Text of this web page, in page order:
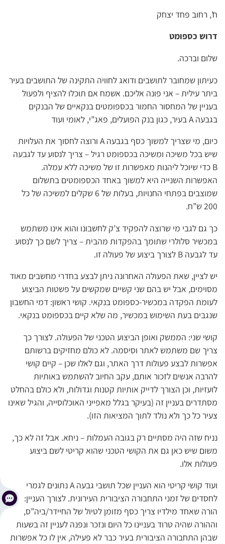
ח’, רחוב פחד יצחק
דרוש כספומט
שלום וברכה.
כעיתון שמחובר לתושבים ודואג לחוויה התקינה של התושבים בעיר
ביתר עילית – אני פונה אליכם. אשמח אם תוכלו להציף ולפעול
בעניין של המחסור החמור בכספומטים בנקאיים של הבנקים
בגבעה A בעיר, כגון בנק הפועלים, פאג”י, לאומי ועוד
כיום, מי שצריך למשוך כסף בגבעה A ורוצה לחסוך את העלויות
שיש בכל משיכה ומשיכה בכספומט רגיל – צריך לנסוע עד לגבעה
B כדי שיוכל ליהנות מאפשרות זו של משיכה ללא עמלה.
האפשרות השנייה היא למשוך באחד הכספומטים בתשלום
שמוצבים בפתחי החנויות, בעלות של 6 שקלים למשיכה של כל
200 ש”ח.
כך גם לגבי מי שרוצה להפקיד צ’ק לחשבונו והוא אינו משתמש
במכשיר סלולרי שתומך בהפקדות מהבית – צריך לשם כך לנסוע
עד לגבעה B לצורך ביצוע של פעולה זו.
יש לציין, שאת הפעולה האחרונה ניתן לבצע בחדרי מחשבים מאוד
מסוימים, אבל יש בהם שני קשיים שמקשים על פשטות הביצוע
לעומת הפקדה במכשיר-כספומט בנקאי. קושי ראשון: דמי החשבון
שנגבים בעת השימוש במכשיר, מה שלא קיים בכספומט בנקאי.
קושי שני: הממשק ואופן הביצוע הטכני של הפעולה. לצורך כך
צריך שם משתמש לאתר וסיסמה. לא כולם מחזיקים ברשותם
אפשרות לבצע פעולות דרך האתר, וגם לאלו שכן – קיים קושי
להרבה אנשים לזכור אותם, עקב החיוב להשתמש באותיות
לועזיות, וכן הצורך לדייק אותיות קטנות וגדולות, ולא כולם בהחלט
מסתדרים בעניין זה (בעיקר בגלל מאפייני האוכלוסייה, והגיל שאינו
צעיר כל כך ולא נולד לתוך המציאות הזו).
נניח שזה היה מסתיים רק בגובה העמלות – ניחא. אבל זה לא כך,
משום שיש כאן גם את הקושי הטכני שהוא קריטי לשם ביצוע
פעולות אלו.
ועוד קושי קריטי הוא העניין שכל תושבי גבעה A נתונים לגמרי
לחסדים של זמני התחבורה הציבורית העירונית. לצורך העניין:
הורה שאחד מילדיו צריך כסף מזומן לטיול של החיידר/ביה”ס,
וההורה שהיה טרוד בעניינו כל היום ונזכר ונפנה לעניין זה בשעות
שבהן התחבורה הציבורית בעיר כבר לא פעילה, אין לו כל אפשרות